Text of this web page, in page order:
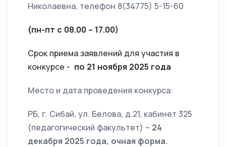
Николаевна, телефон 8(34775) 5-15-60
(пн-пт с 08.00 – 17.00)
Срок приема заявлений для участия в
конкурсе - по 21 ноября 2025 года
Место и дата проведения конкурса:
РБ, г. Сибай, ул. Белова, д.21, кабинет 325
(педагогический факультет) – 24
декабря 2025 года, очная форма.